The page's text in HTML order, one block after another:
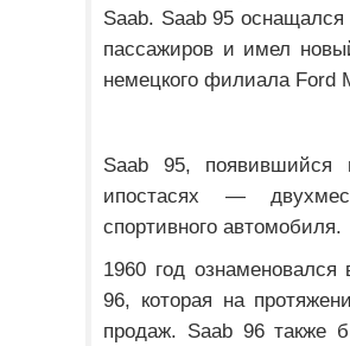
Saab. Saab 95
пассажиров и имел
немецкого филиала Ford
Saab 95, появившийся
ипостасях —
спортивного автомобиля.
1960 год
96, которая на
продаж. Saab 96 также